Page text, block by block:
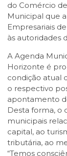
do Comércio
Municipal que
Empresariais
às autoridades
A Agenda
Horizonte é
condição atual
o respectivo
apontamento
Desta forma, o
municipais
capital, ao
tributária, ao
“Temos